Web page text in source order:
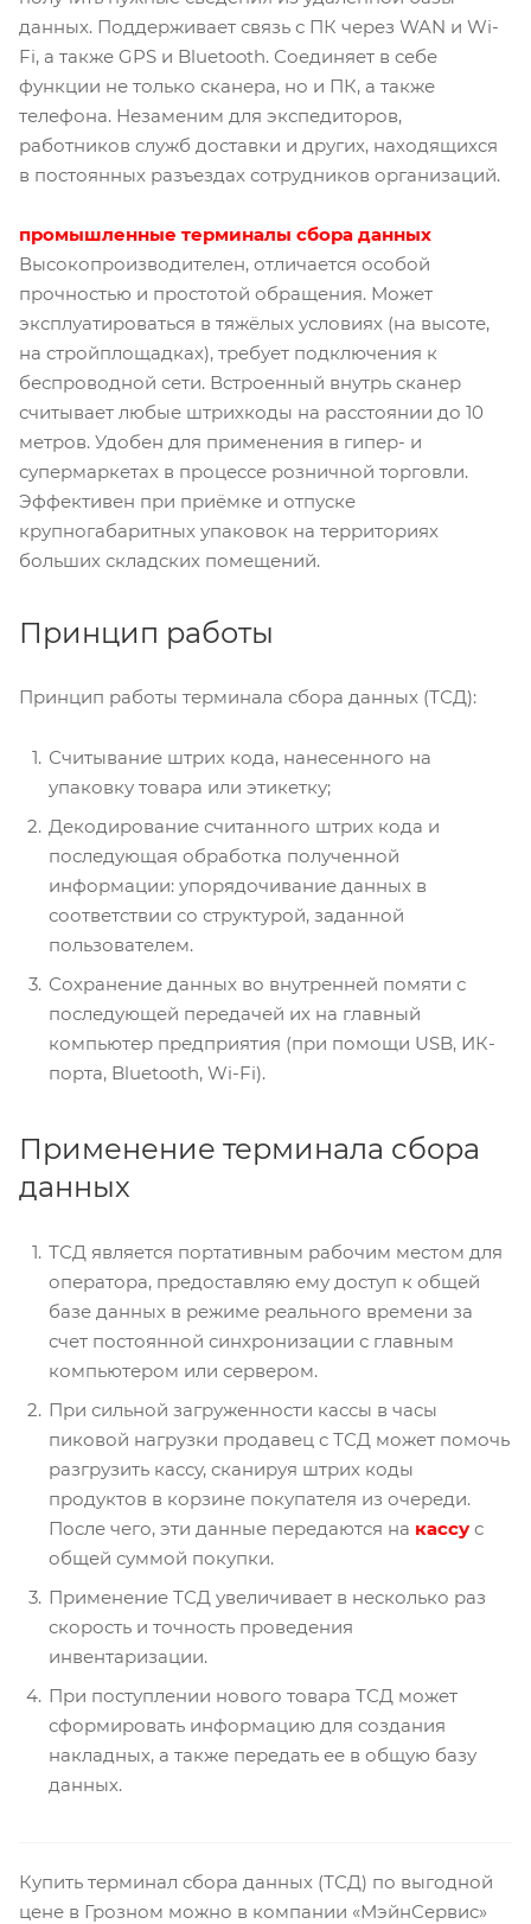
данных. Поддерживает связь с ПК через WAN и Wi-
Fi, а также GPS и Bluetooth. Соединяет в себе
функции не только сканера, но и ПК, а также
телефона. Незаменим для экспедиторов,
работников служб доставки и других, находящихся
в постоянных разъездах сотрудников организаций.
промышленные терминалы сбора данных
Высокопроизводителен, отличается особой
прочностью и простотой обращения. Может
эксплуатироваться в тяжёлых условиях (на высоте,
на стройплощадках), требует подключения к
беспроводной сети. Встроенный внутрь сканер
считывает любые штрихкоды на расстоянии до 10
метров. Удобен для применения в гипер- и
супермаркетах в процессе розничной торговли.
Эффективен при приёмке и отпуске
крупногабаритных упаковок на территориях
больших складских помещений.
Принцип работы
Принцип работы терминала сбора данных (ТСД):
Считывание штрих кода, нанесенного на
упаковку товара или этикетку;
Декодирование считанного штрих кода и
последующая обработка полученной
информации: упорядочивание данных в
соответствии со структурой, заданной
пользователем.
Сохранение данных во внутренней помяти с
последующей передачей их на главный
компьютер предприятия (при помощи USB, ИК-
порта, Bluetooth, Wi-Fi).
Применение терминала сбора
данных
ТСД является портативным рабочим местом для
оператора, предоставляю ему доступ к общей
базе данных в режиме реального времени за
счет постоянной синхронизации с главным
компьютером или сервером.
При сильной загруженности кассы в часы
пиковой нагрузки продавец с ТСД может помочь
разгрузить кассу, сканируя штрих коды
продуктов в корзине покупателя из очереди.
После чего, эти данные передаются на кассу с
общей суммой покупки.
Применение ТСД увеличивает в несколько раз
скорость и точность проведения
инвентаризации.
При поступлении нового товара ТСД может
сформировать информацию для создания
накладных, а также передать ее в общую базу
данных.
Купить терминал сбора данных (ТСД) по выгодной
цене в Грозном можно в компании «МэйнСервис»